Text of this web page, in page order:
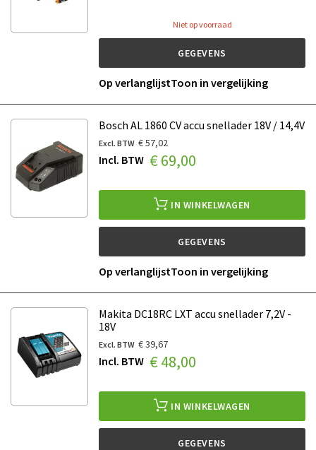
Niet op voorraad
GEGEVENS
Op verlanglijstToon in vergelijking
Bosch AL 1860 CV accu snellader 18V / 14,4V
€ 57,02
€ 69,00
IN WINKELWAGEN
GEGEVENS
Op verlanglijstToon in vergelijking
Makita DC18RC LXT accu snellader 7,2V -
18V
€ 39,67
€ 48,00
IN WINKELWAGEN
GEGEVENS